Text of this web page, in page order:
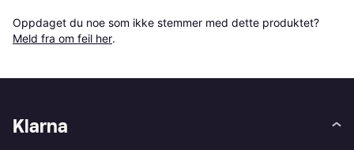
Oppdaget du noe som ikke stemmer med dette produktet?
Meld fra om feil her.
Klarna